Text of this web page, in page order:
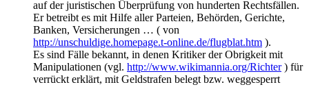
auf der juristischen Überprüfung von hunderten Rechtsfällen.
Er betreibt es mit Hilfe aller Parteien, Behörden, Gerichte,
Banken, Versicherungen … ( von
http://unschuldige.homepage.t-online.de/flugblat.htm ).
Es sind Fälle bekannt, in denen Kritiker der Obrigkeit mit
Manipulationen (vgl. http://www.wikimannia.org/Richter) für
verrückt erklärt, mit Geldstrafen belegt bzw. weggesperrt